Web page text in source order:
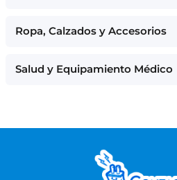
Ropa, Calzados y Accesorios
Salud y Equipamiento Médico